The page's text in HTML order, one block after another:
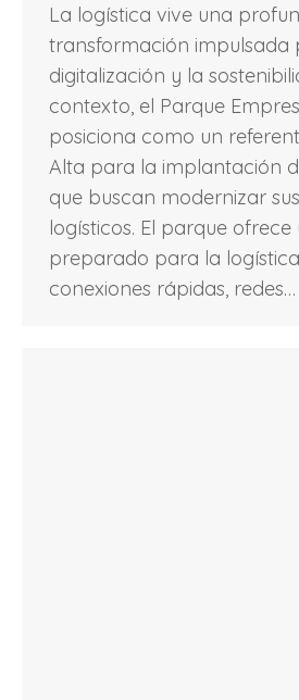
La logística vive una
transformación impulsada
digitalización y la
contexto, el Parque
posiciona como un
Alta para la implantación
que buscan modernizar
logísticos. El parque
preparado para la
conexiones rápidas, redes…